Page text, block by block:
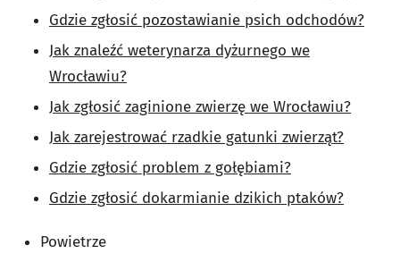
Gdzie zgłosić pozostawianie psich odchodów?
Jak znaleźć weterynarza dyżurnego we
Wrocławiu?
Jak zgłosić zaginione zwierzę we Wrocławiu?
Jak zarejestrować rzadkie gatunki zwierząt?
Gdzie zgłosić problem z gołębiami?
Gdzie zgłosić dokarmianie dzikich ptaków?
Powietrze